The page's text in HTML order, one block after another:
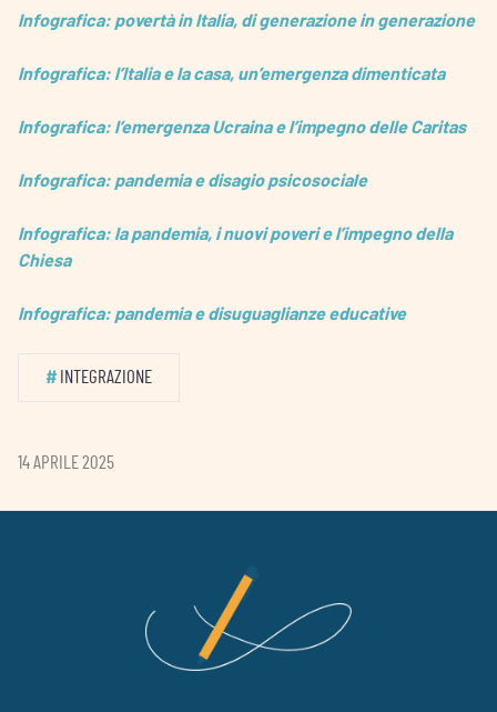
Infografica: povertà in Italia, di generazione in generazione
Infografica: l’Italia e la casa, un’emergenza dimenticata
Infografica: l’emergenza Ucraina e l’impegno delle Caritas
Infografica: pandemia e disagio psicosociale
Infografica: la pandemia, i nuovi poveri e l’impegno della
Chiesa
Infografica: pandemia e disuguaglianze educative
# INTEGRAZIONE
14 APRILE 2025